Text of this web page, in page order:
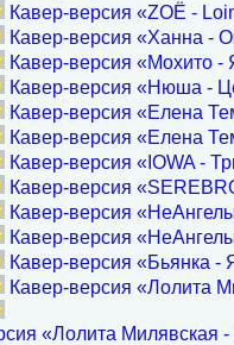
Кавер-версия «ZOË -
Кавер-версия «Ханна -
Кавер-версия «Мохито -
Кавер-версия «Нюша -
Кавер-версия «Елена
Кавер-версия «Елена
Кавер-версия «IOWA -
Кавер-версия
Кавер-версия
Кавер-версия
Кавер-версия «Бьянка -
Кавер-версия «Лолита
«Лолита Милявская